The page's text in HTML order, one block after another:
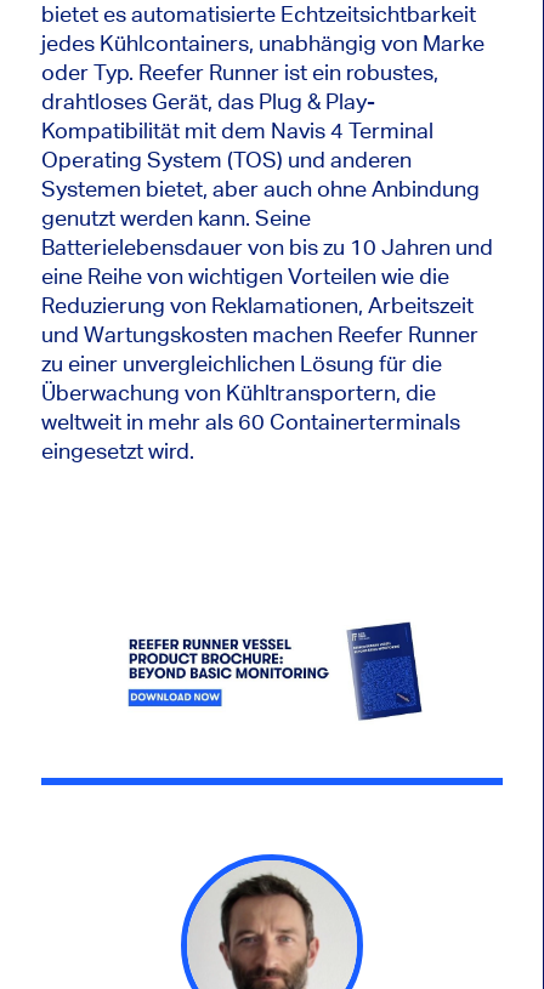
bietet es automatisierte Echtzeitsichtbarkeit
jedes Kühlcontainers, unabhängig von Marke
oder Typ. Reefer Runner ist ein robustes,
drahtloses Gerät, das Plug & Play-
Kompatibilität mit dem Navis 4 Terminal
Operating System (TOS) und anderen
Systemen bietet, aber auch ohne Anbindung
genutzt werden kann. Seine
Batterielebensdauer von bis zu 10 Jahren und
eine Reihe von wichtigen Vorteilen wie die
Reduzierung von Reklamationen, Arbeitszeit
und Wartungskosten machen Reefer Runner
zu einer unvergleichlichen Lösung für die
Überwachung von Kühltransportern, die
weltweit in mehr als 60 Containerterminals
eingesetzt wird.